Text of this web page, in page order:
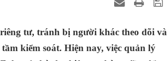
tư, tránh bị người khác theo dõi và
kiểm soát. Hiện nay, việc quản lý